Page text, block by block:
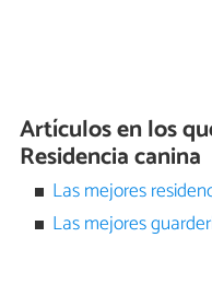
Artículos en los
Residencia canina
Las mejores
Las mejores